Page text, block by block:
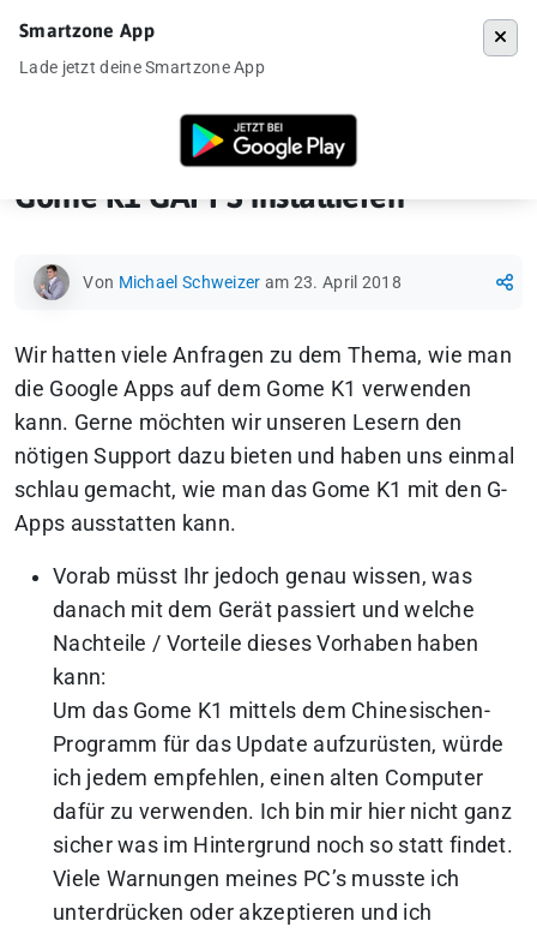
Gome K1 GAPPS installieren
Gome K1 GAPPS installieren
Von Michael Schweizer am 23. April 2018
Wir hatten viele Anfragen zu dem Thema, wie man
die Google Apps auf dem Gome K1 verwenden
kann. Gerne möchten wir unseren Lesern den
nötigen Support dazu bieten und haben uns einmal
schlau gemacht, wie man das Gome K1 mit den G-
Apps ausstatten kann.
Vorab müsst Ihr jedoch genau wissen, was
danach mit dem Gerät passiert und welche
Nachteile / Vorteile dieses Vorhaben haben
kann:
Um das Gome K1 mittels dem Chinesischen-
Programm für das Update aufzurüsten, würde
ich jedem empfehlen, einen alten Computer
dafür zu verwenden. Ich bin mir hier nicht ganz
sicher was im Hintergrund noch so statt findet.
Viele Warnungen meines PC’s musste ich
unterdrücken oder akzeptieren und ich
Smartzone App
Lade jetzt deine Smartzone App